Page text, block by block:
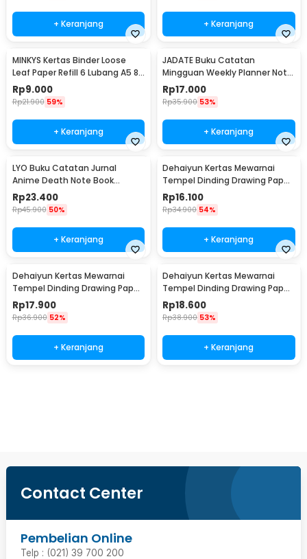
+ Keranjang + Keranjang
MINKYS Kertas Binder Loose
Leaf Paper Refill 6 Lubang A5 80
Pages Horizontal Line - MY5
Rp9.000
Rp21.900 59%
+ Keranjang
JADATE Buku Catatan
Mingguan Weekly Planner Note
52 Sheets - Q046
Rp17.000
Rp35.900 53%
+ Keranjang
LYO Buku Catatan Jurnal
Anime Death Note Book
Leather Case - CW-05
Rp23.400
Rp45.900 50%
+ Keranjang
Dehaiyun Kertas Mewarnai
Tempel Dinding Drawing Paper
Roll 3M Vehicles - HB30
Rp16.100
Rp34.900 54%
+ Keranjang
Dehaiyun Kertas Mewarnai
Tempel Dinding Drawing Paper
Roll 3M Dinosaur Paradise -
HB30
Rp17.900
Rp36.900 52%
+ Keranjang
Dehaiyun Kertas Mewarnai
Tempel Dinding Drawing Paper
Roll 3M Lovely Princess - HB30
Rp18.600
Rp38.900 53%
+ Keranjang
Contact Center
Pembelian Online
Telp : (021) 39 700 200